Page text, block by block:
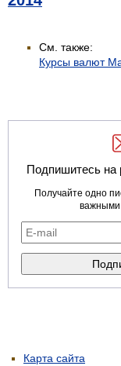
См. также:
Курсы валют
Подпишитесь на
Получайте одно
важными
Карта сайта